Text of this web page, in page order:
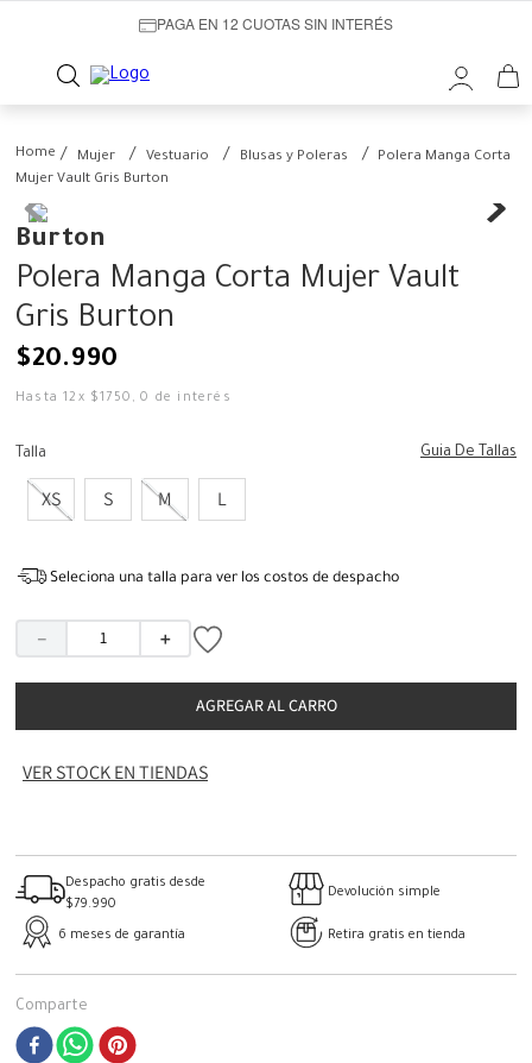
PAGA EN 12 CUOTAS SIN INTERÉS
Mujer Vestuario Blusas y Poleras
Polera Manga Corta
Mujer Vault Gris Burton
Burton
Polera Manga Corta Mujer Vault
Gris Burton
$20.990
Hasta12 x $1750 ,0 de interés
Talla Guia De Tallas
XS S M L
Seleciona una talla para ver los costos de despacho
＋
－
AGREGAR AL CARRO
VER STOCK EN TIENDAS
Despacho gratis desde
$79.990
Devolución simple
6 meses de garantía Retira gratis en tienda
Comparte